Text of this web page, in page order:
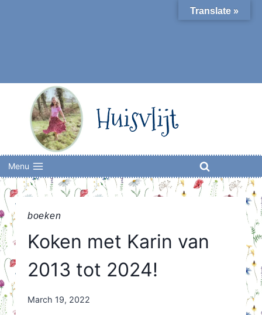
Huisvlijt
Menu
boeken
Koken met Karin van
2013 tot 2024!
By
March 19, 2022
Translate »